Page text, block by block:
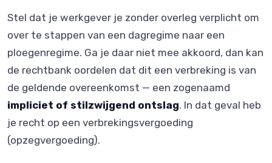
Stel dat je werkgever je zonder overleg verplicht om
over te stappen van een dagregime naar een
ploegenregime. Ga je daar niet mee akkoord, dan kan
de rechtbank oordelen dat dit een verbreking is van
de geldende overeenkomst — een zogenaamd
impliciet of stilzwijgend ontslag. In dat geval heb
je recht op een verbrekingsvergoeding
(opzegvergoeding).